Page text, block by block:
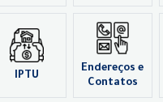
IPTU
Endereços e
Contatos